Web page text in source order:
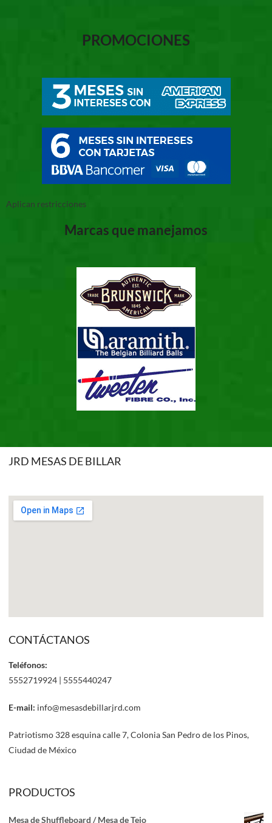
PROMOCIONES
Aplican restricciones
Marcas que manejamos
JRD MESAS DE BILLAR
CONTÁCTANOS
Teléfonos:
5552719924 | 5555440247
E-mail: info@mesasdebillarjrd.com
Patriotismo 328 esquina calle 7, Colonia San Pedro de los Pinos,
Ciudad de México
PRODUCTOS
Mesa de Shuffleboard / Mesa de Tejo